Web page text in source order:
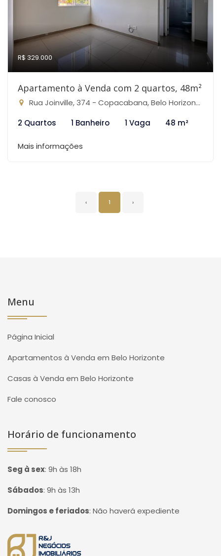
R$ 329.000
Apartamento à Venda com 2 quartos, 48m²
Rua Joinville, 374 - Copacabana, Belo Horizonte-MG
2 Quartos
1 Banheiro 1 Vaga 48 m²
Mais informações
‹ 1 ›
Menu
Página Inicial
Apartamentos à Venda em Belo Horizonte
Casas à Venda em Belo Horizonte
Fale conosco
Horário de funcionamento
Seg à sex: 9h às 18h
Sábados: 9h às 13h
Domingos e feriados: Não haverá expediente
Página inicial